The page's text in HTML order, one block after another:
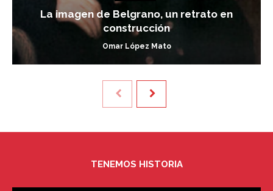
La imagen de Belgrano, un retrato en
construcción
Omar López Mato
TENEMOS HISTORIA